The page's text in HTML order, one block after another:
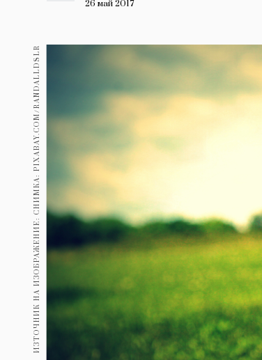
Здраве 389
Gentlemen
Wellness
ПОСЛЕДВАЙТЕ
НИ
26 май 2017
ИЗТОЧНИК НА ИЗОБРАЖЕНИЕ: СНИМКА: PIXABAY.COM/RANDALLDSLR